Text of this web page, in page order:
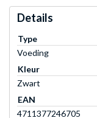
Details
Type
Voeding
Kleur
Zwart
EAN
4711377246705